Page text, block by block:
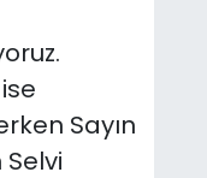
Sayın